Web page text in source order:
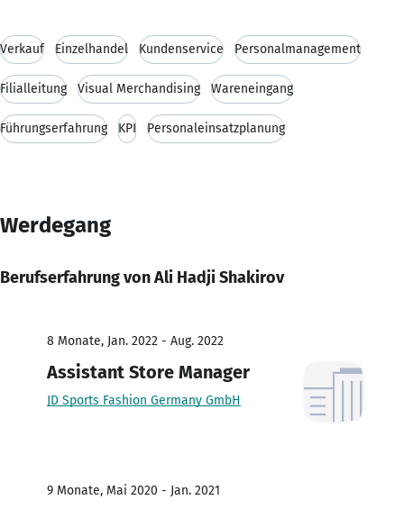
Verkauf Einzelhandel Kundenservice Personalmanagement
Filialleitung Visual Merchandising Wareneingang
Führungserfahrung KPI Personaleinsatzplanung
Werdegang
Berufserfahrung von Ali Hadji Shakirov
8 Monate, Jan. 2022 - Aug. 2022
Assistant Store Manager
JD Sports Fashion Germany GmbH
9 Monate, Mai 2020 - Jan. 2021